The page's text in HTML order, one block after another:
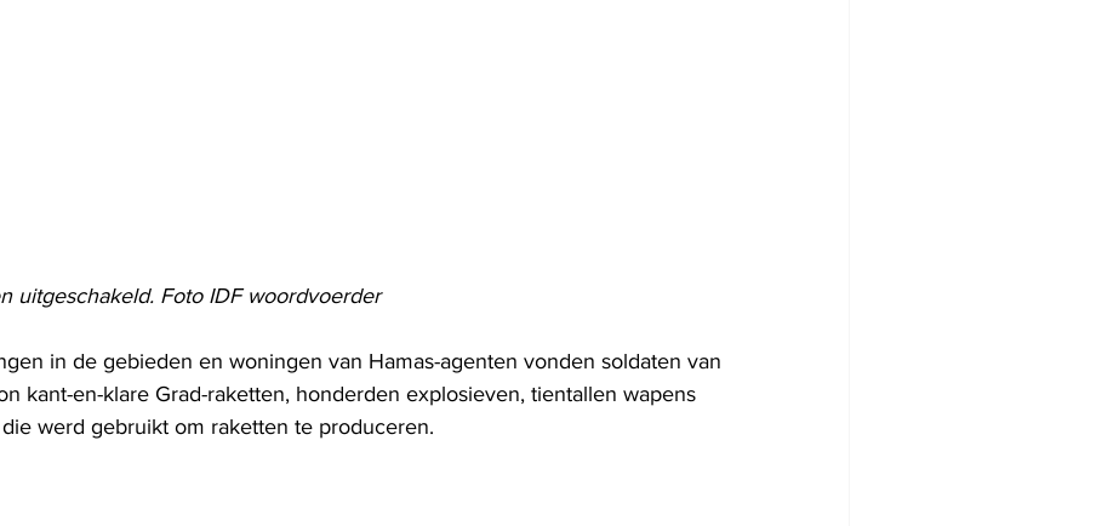
uitgeschakeld. Foto IDF woordvoerder
in de gebieden en woningen van Hamas-agenten vonden soldaten van
kant-en-klare Grad-raketten, honderden explosieven, tientallen wapens
werd gebruikt om raketten te produceren.